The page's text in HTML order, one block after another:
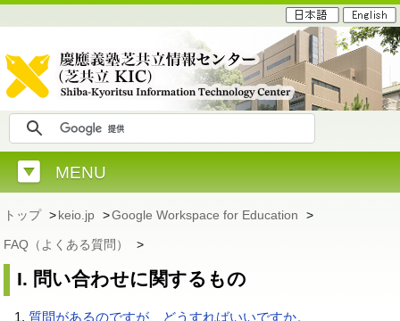
MENU
トップ >keio.jp >Google Workspace for Education >
FAQ（よくある質問） >
I. 問い合わせに関するもの
質問があるのですが、どうすればいいですか。